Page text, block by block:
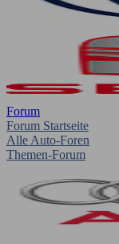
Forum
Forum Startseite
Alle Auto-Foren
Themen-Forum